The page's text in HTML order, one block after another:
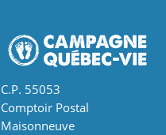
C.P. 55053
Comptoir Postal
Maisonneuve